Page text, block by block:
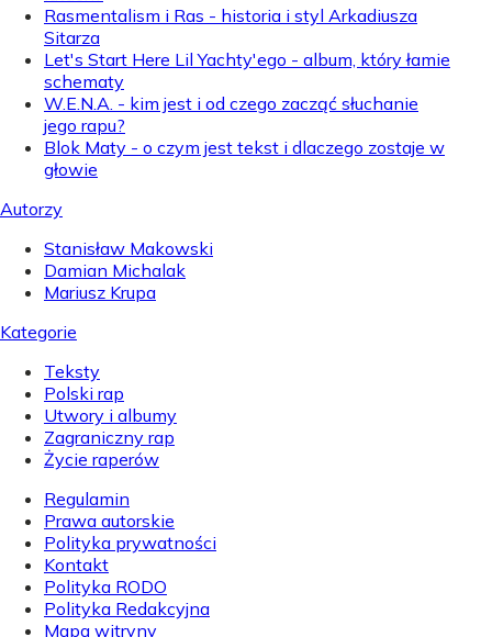
Rasmentalism i Ras - historia i styl Arkadiusza
Sitarza
Let's Start Here Lil Yachty'ego - album, który łamie
schematy
W.E.N.A. - kim jest i od czego zacząć słuchanie
jego rapu?
Blok Maty - o czym jest tekst i dlaczego zostaje w
głowie
Autorzy
Stanisław Makowski
Damian Michalak
Mariusz Krupa
Kategorie
Teksty
Polski rap
Utwory i albumy
Zagraniczny rap
Życie raperów
Regulamin
Prawa autorskie
Polityka prywatności
Kontakt
Polityka RODO
Polityka Redakcyjna
Mapa witryny